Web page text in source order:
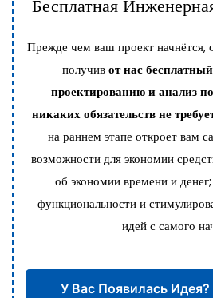
Бесплатная
Прежде чем ваш проект начнётся,
получивот нас
проектированию и анализ
никаких обязательств не
на раннем этапе откроет вам
возможности для экономии
об экономии времени и
функциональности и
идей с самого
У Вас Появилась